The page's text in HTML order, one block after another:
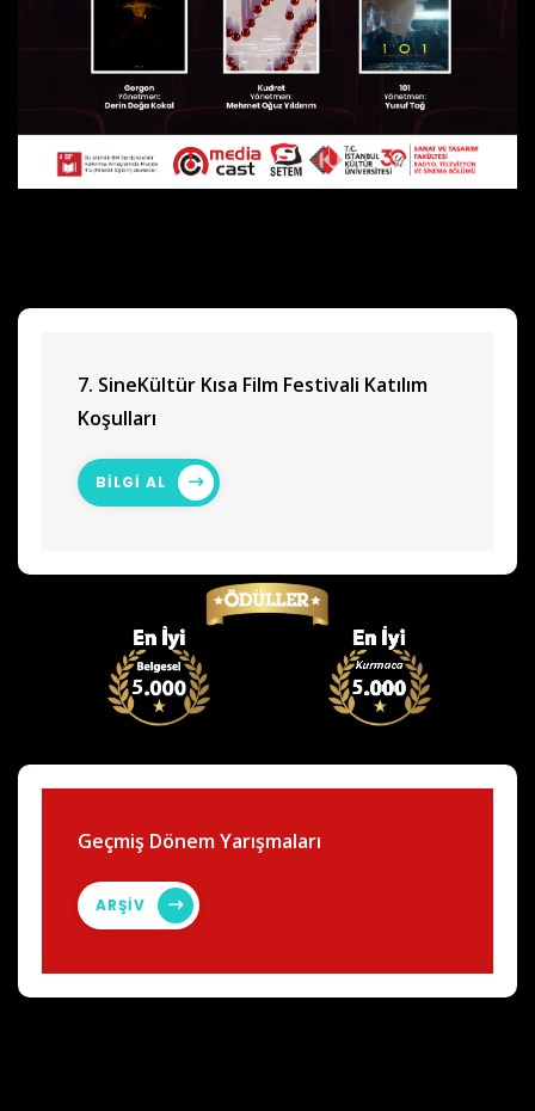
7. SineKültür Kısa Film Festivali Katılım
Koşulları
BİLGİ AL
Geçmiş Dönem Yarışmaları
ARŞİV